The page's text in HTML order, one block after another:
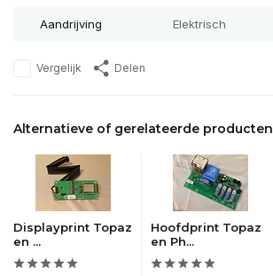
Aandrijving Elektrisch
Vergelijk Delen
Alternatieve of gerelateerde producten
Displayprint Topaz
en ...
Hoofdprint Topaz
en Ph...